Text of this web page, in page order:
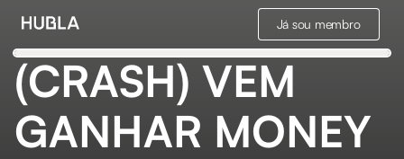
Já sou membro
(CRASH) VEM
GANHAR MONEY